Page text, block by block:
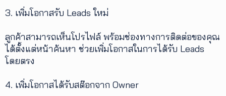
3. เพิ่มโอกาสรับ Leads ใหม่
ลูกค้าสามารถเห็นโปรไฟล์ พร้อมช่องทางการติดต่อของคุณ
ได้ตั้งแต่หน้าค้นหา ช่วยเพิ่มโอกาสในการได้รับ Leads
โดยตรง
4. เพิ่มโอกาสได้รับสต๊อกจาก Owner